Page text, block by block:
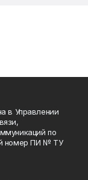
в Управлении
по
номер ПИ № ТУ